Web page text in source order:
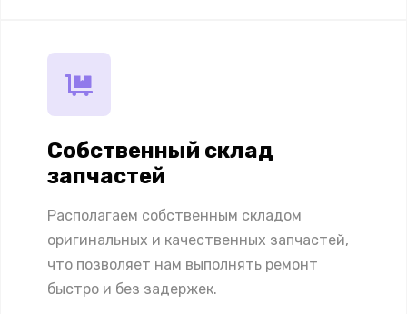
Собственный склад
запчастей
Располагаем собственным складом
оригинальных и качественных запчастей,
что позволяет нам выполнять ремонт
быстро и без задержек.